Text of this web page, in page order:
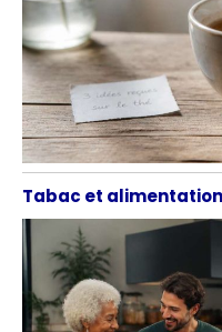
Tabac et